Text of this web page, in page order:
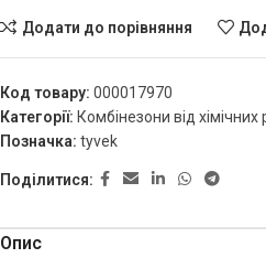
Додати до порівняння
Код товару: 000017970
Категорії: Комбінезони від
Позначка: tyvek
Поділитися:
Опис